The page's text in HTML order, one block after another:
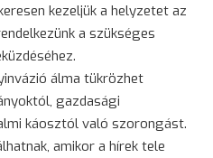
kezeljük a helyzetet az
a szükséges
álma tükrözhet
gazdasági
káosztól való szorongást.
amikor a hírek tele